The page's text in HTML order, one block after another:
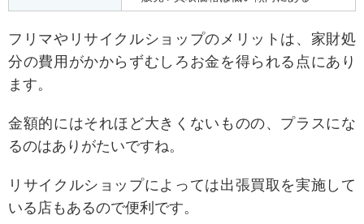
フリマやリサイクルショップのメリットは、家財処
分の費用がかからずむしろお金を得られる点にあり
ます。
金額的にはそれほど大きくないものの、プラスにな
るのはありがたいですね。
リサイクルショップによっては出張買取を実施して
いる店もあるので便利です。